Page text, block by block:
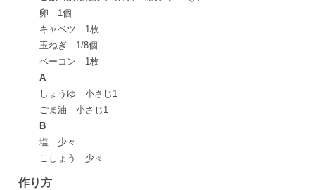
卵 1個
キャベツ 1枚
玉ねぎ 1/8個
ベーコン 1枚
A
しょうゆ 小さじ1
ごま油 小さじ1
B
塩 少々
こしょう 少々
作り方